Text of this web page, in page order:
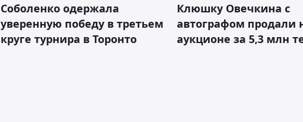
Соболенко одержала
уверенную победу в третьем
круге турнира в Торонто
Клюшку Овечкина с
автографом продали
аукционе за 5,3 млн